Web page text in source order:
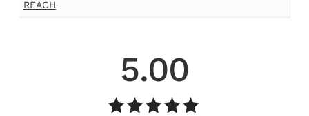
REACH
5.00